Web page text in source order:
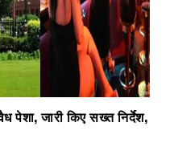
पेशा, जारी किए सख्त निर्देश,